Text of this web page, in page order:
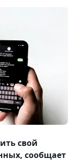
свой
сообщает